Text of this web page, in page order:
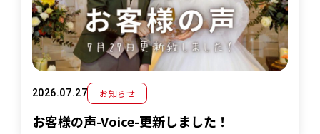
2026.07.27 お知らせ
お客様の声-Voice-更新しました！